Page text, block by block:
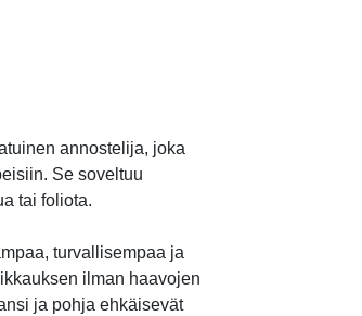
annostelija, joka
Se soveltuu
tai foliota.
turvallisempaa ja
ilman haavojen
ja pohja ehkäisevät